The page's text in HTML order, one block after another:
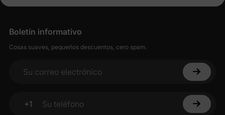
Boletín informativo
Cosas suaves, pequeños descuentos, cero spam.
Su correo electrónico
+1
Su teléfono